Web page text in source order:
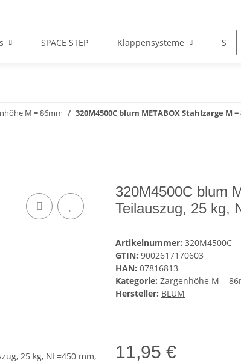
SPACE STEP Klappensysteme
M = 86mm 320M4500C blum METABOX Stahlzarge M
320M4500C blum
Teilauszug, 25 kg,
Artikelnummer: 320M4500C
GTIN: 9002617170603
HAN: 07816813
Kategorie: Zargenhöhe M =
Hersteller: BLUM
11,95 €